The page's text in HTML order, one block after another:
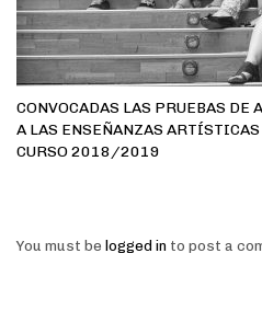
CONVOCADAS LAS PRUEBAS DE
A LAS ENSEÑANZAS
CURSO 2018/2019
You must be logged in to post a